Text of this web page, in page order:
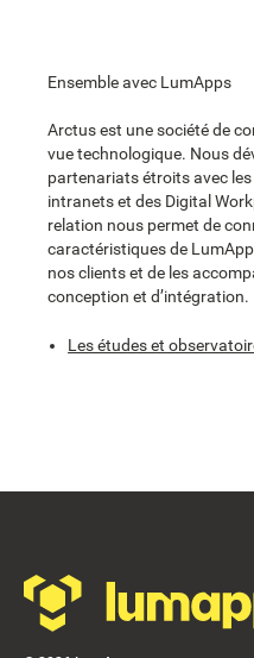
Ensemble avec LumApps
Arctus est une société de
vue technologique. Nous
partenariats étroits avec
intranets et des Digital
relation nous permet de
caractéristiques de
nos clients et de les
conception et d’intégration.
Les études et